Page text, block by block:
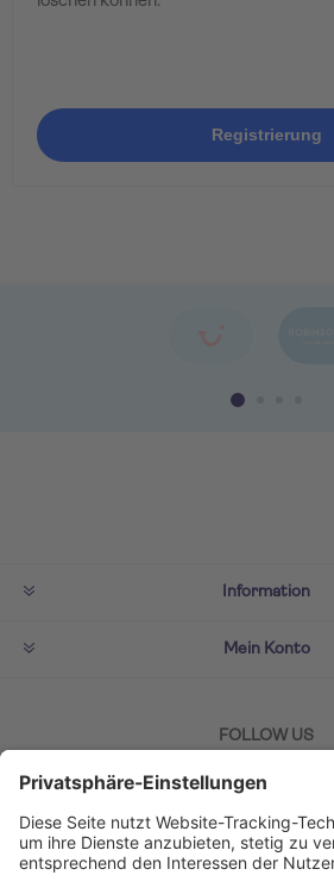
Registrierung
Information
Mein Konto
FOLLOW US
ZAHLMETHODEN